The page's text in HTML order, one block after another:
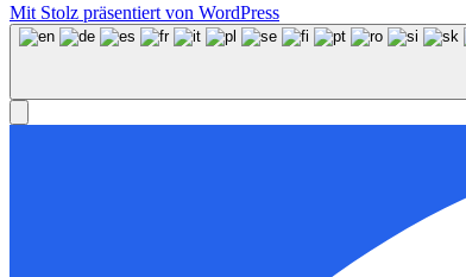
Mit Stolz präsentiert von WordPress